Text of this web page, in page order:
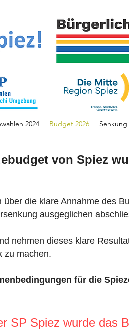
2024 Budget 2026
von Spiez
die klare Annahme des
ausgeglichen
nehmen dieses klare
zu machen.
für die
SP Spiez wurde das